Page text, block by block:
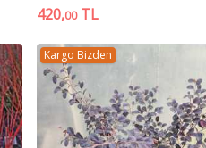
420,00TL
Kargo Bizden